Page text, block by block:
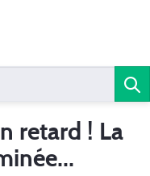
retard ! La